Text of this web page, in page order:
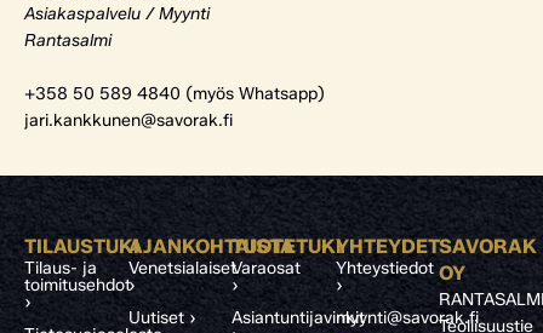
Asiakaspalvelu / Myynti
Rantasalmi
+358 50 589 4840 (myös Whatsapp)
jari.kankkunen@savorak.fi
TILAUSTUKI
Tilaus- ja
toimitusehdot
›
AJANKOHTAISTA
Venetsialaiset
›
Uutiset ›
TUOTETUKI
Varaosat
›
Asiantuntijavinkit
YHTEYDET
Yhteystiedot
›
myynti@savorak.fi
SAVORAK
OY
Teollisuustie